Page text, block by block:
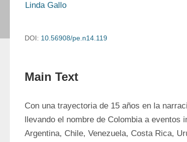
Linda Gallo
DOI: 10.56908/pe.n14.119
Main Text
Con una trayectoria de 15 años en la
llevando el nombre de Colombia a eventos
Argentina, Chile, Venezuela, Costa Rica,